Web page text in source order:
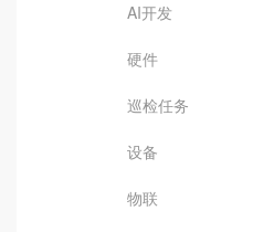
AI开发
硬件
巡检任务
设备
物联